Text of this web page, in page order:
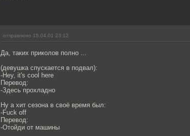
отправлено 15.04.01 23:12
Да, таких приколов полно ...
(девушка спускается в подвал):
-Hey, it's cool here
Перевод:
-Здесь прохладно
Ну а хит сезона в своё время был:
-Fuck off
Перевод:
-Отойди от машины